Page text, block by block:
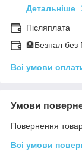
Детальніше
Післяплата
🏦Безнал без
Всі умови
Умови
Повернення
Всі умови